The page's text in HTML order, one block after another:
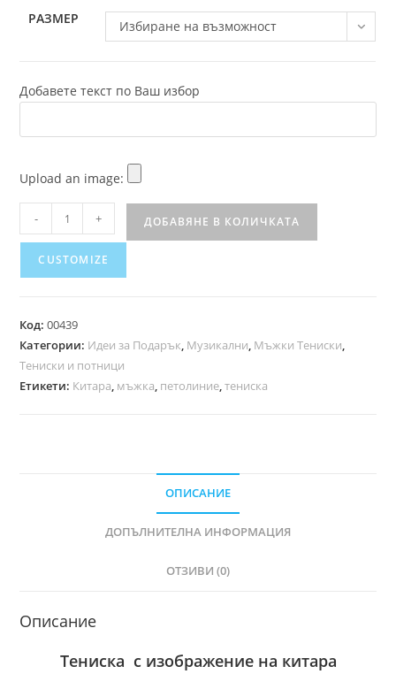
РАЗМЕР Избиране на възможност
Добавете текст по Ваш избор
Upload an image:
- + ДОБАВЯНЕ В КОЛИЧКАТА
CUSTOMIZE
Код:00439
Категории: Идеи за Подарък, Музикални, Мъжки Тениски,
Тениски и потници
Етикети: Китара, мъжка, петолиние,тениска
ОПИСАНИЕ
ДОПЪЛНИТЕЛНА ИНФОРМАЦИЯ
ОТЗИВИ (0)
Описание
Тениска с изображение на китара